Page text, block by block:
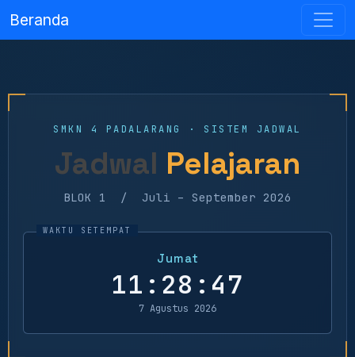
Beranda
SMKN 4 PADALARANG · SISTEM JADWAL
Jadwal Pelajaran
BLOK 1 / Juli – September 2026
Jumat
11:28:48
7 Agustus 2026